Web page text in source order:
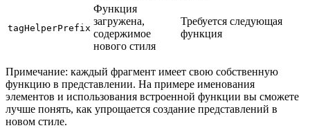
tagHelperPrefix
Функция
загружена,
содержимое
нового стиля
Требуется следующая
функция
Примечание: каждый фрагмент имеет свою собственную
функцию в представлении. На примере именования
элементов и использования встроенной функции вы сможете
лучше понять, как упрощается создание представлений в
новом стиле.